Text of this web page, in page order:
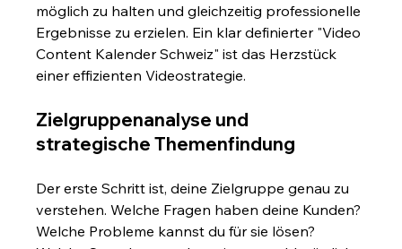
möglich zu halten und gleichzeitig professionelle
Ergebnisse zu erzielen. Ein klar definierter "Video
Content Kalender Schweiz" ist das Herzstück
einer effizienten Videostrategie.
Zielgruppenanalyse und
strategische Themenfindung
Der erste Schritt ist, deine Zielgruppe genau zu
verstehen. Welche Fragen haben deine Kunden?
Welche Probleme kannst du für sie lösen?